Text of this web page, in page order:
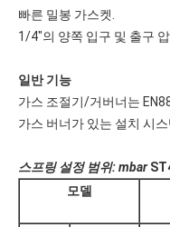
빠른 밀봉 가스켓.
1/4"의 양쪽 입구 및 출구
일반 기능
가스 조절기/거버너는
가스 버너가 있는 설치 시
스프링 설정 범위: mbar
모델